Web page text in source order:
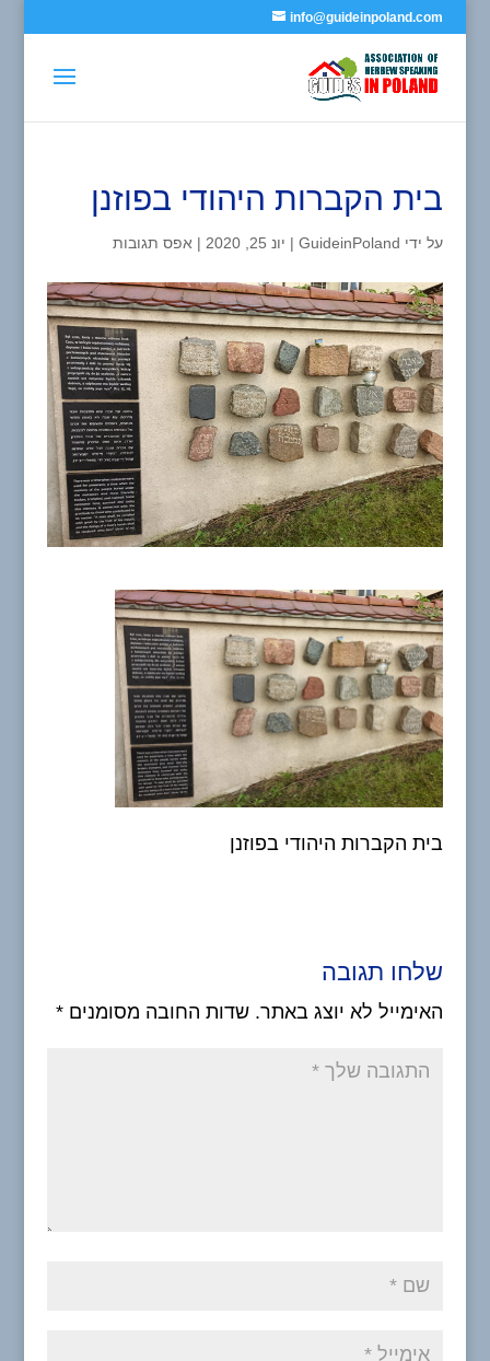
info@guideinpoland.com
בית הקברות היהודי בפוזנן
על ידי GuideinPoland
| יונ 25, 2020 | אפס תגובות
בית הקברות היהודי בפוזנן
שלחו תגובה
האימייל לא יוצג באתר. שדות החובה מסומנים *